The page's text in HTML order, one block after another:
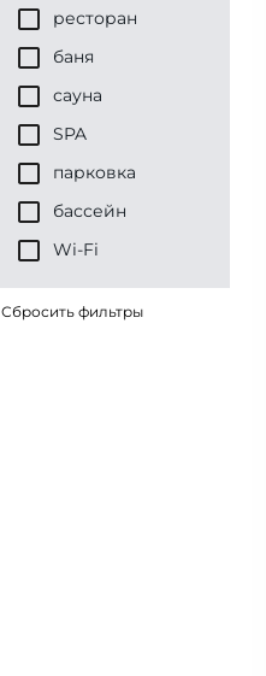
ресторан
баня
сауна
SPA
парковка
бассейн
Wi-Fi
Сбросить фильтры